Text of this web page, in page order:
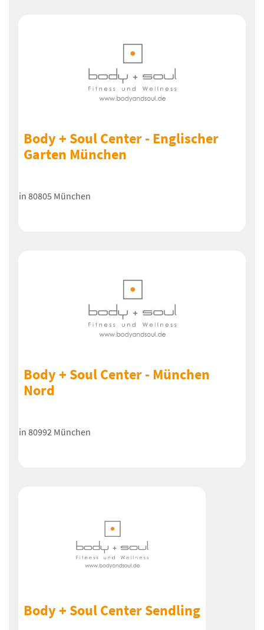
Body + Soul Center - Englischer
Garten München
in 80805 München
Body + Soul Center - München
Nord
in 80992 München
Body + Soul Center Sendling